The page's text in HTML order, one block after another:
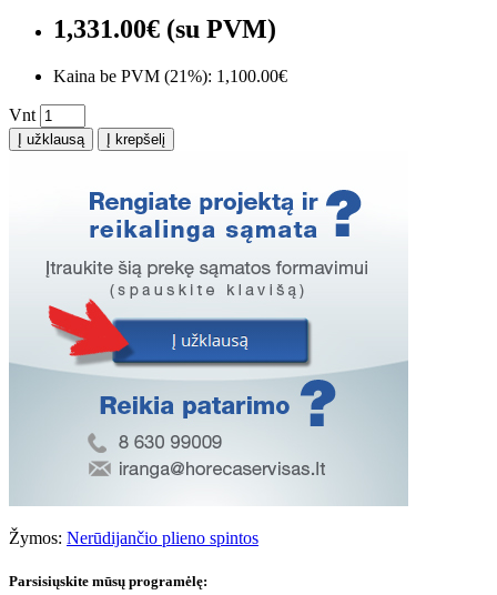
1,331.00€ (su PVM)
Kaina be PVM (21%): 1,100.00€
Vnt
Į užklausą Į krepšelį
Žymos: Nerūdijančio plieno spintos
Parsisiųskite mūsų programėlę: